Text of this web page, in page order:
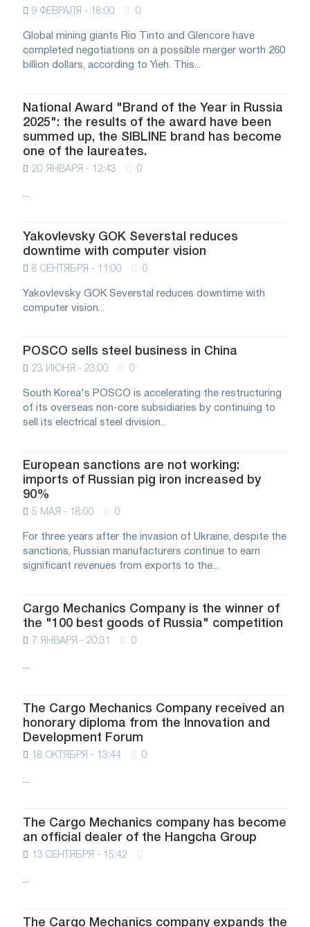
9 ФЕВРАЛЯ - 18:00 0
Global mining giants Rio Tinto and Glencore have
completed negotiations on a possible merger worth 260
billion dollars, according to Yieh. This...
National Award "Brand of the Year in Russia
2025": the results of the award have been
summed up, the SIBLINE brand has become
one of the laureates.
20 ЯНВАРЯ - 12:43 0
...
Yakovlevsky GOK Severstal reduces
downtime with computer vision
8 СЕНТЯБРЯ - 11:00 0
Yakovlevsky GOK Severstal reduces downtime with
computer vision...
POSCO sells steel business in China
23 ИЮНЯ - 23:00 0
South Korea's POSCO is accelerating the restructuring
of its overseas non-core subsidiaries by continuing to
sell its electrical steel division...
European sanctions are not working:
imports of Russian pig iron increased by
90%
5 МАЯ - 18:00 0
For three years after the invasion of Ukraine, despite the
sanctions, Russian manufacturers continue to earn
significant revenues from exports to the...
Cargo Mechanics Company is the winner of
the "100 best goods of Russia" competition
7 ЯНВАРЯ - 20:31 0
...
The Cargo Mechanics Company received an
honorary diploma from the Innovation and
Development Forum
18 ОКТЯБРЯ - 13:44 0
...
The Cargo Mechanics company has become
an official dealer of the Hangcha Group
13 СЕНТЯБРЯ - 15:42
...
The Cargo Mechanics company expands the